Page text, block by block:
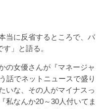
当に反省するところで、バ
」と語る。
の女優さんが『マネージャ
話でネットニュースで盛り
いな、その人がマイナスっ
私なんか20～30人付いてま